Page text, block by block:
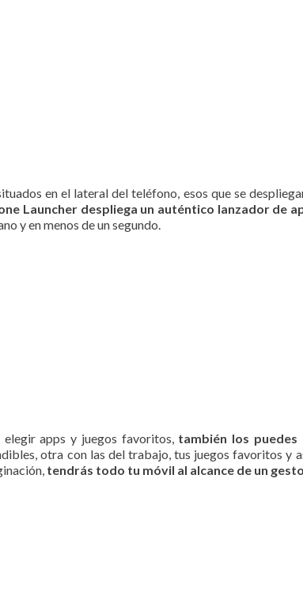
en el lateral del teléfono, esos que se
Launcher despliega un auténtico lanzador de
y en menos de un segundo.
elegir apps y juegos favoritos, también los
otra con las del trabajo, tus juegos favoritos y
tendrás todo tu móvil al alcance de un gesto